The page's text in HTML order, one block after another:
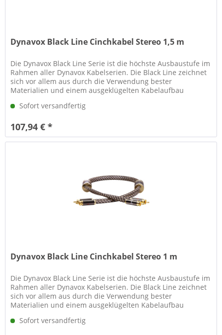
Dynavox Black Line Cinchkabel Stereo 1,5 m
Die Dynavox Black Line Serie ist die höchste Ausbaustufe im
Rahmen aller Dynavox Kabelserien. Die Black Line zeichnet
sich vor allem aus durch die Verwendung bester
Materialien und einem ausgeklügelten Kabelaufbau
Sofort versandfertig
107,94 € *
Dynavox Black Line Cinchkabel Stereo 1 m
Die Dynavox Black Line Serie ist die höchste Ausbaustufe im
Rahmen aller Dynavox Kabelserien. Die Black Line zeichnet
sich vor allem aus durch die Verwendung bester
Materialien und einem ausgeklügelten Kabelaufbau
Sofort versandfertig